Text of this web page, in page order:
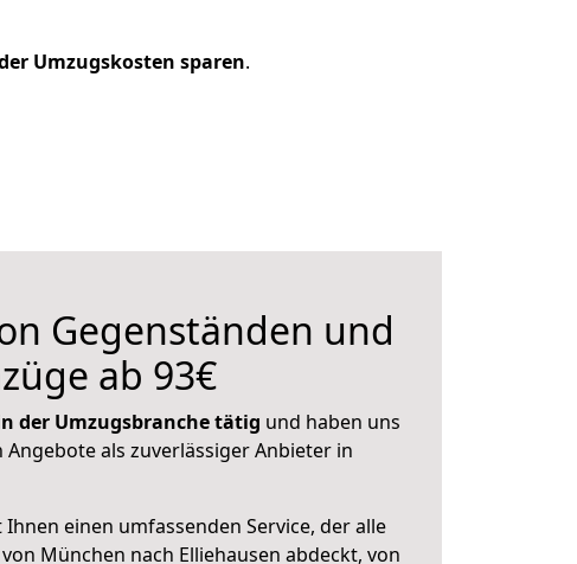
Umzugskosten sparen.
Gegenständen und
ab 93€
der Umzugsbranche tätig und haben uns
als zuverlässiger Anbieter in
Ihnen einen umfassenden Service, der alle
München nach Elliehausen abdeckt, von